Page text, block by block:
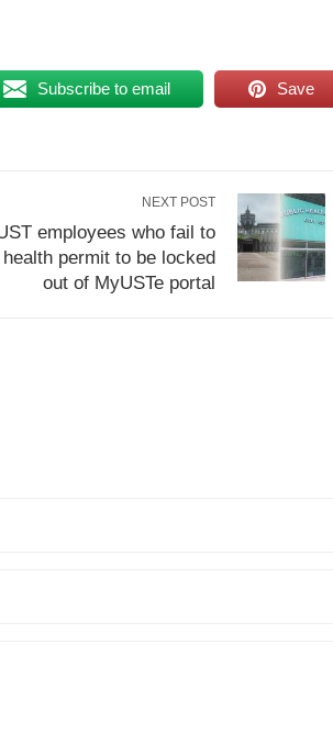
Subscribe to email Save
NEXT POST
employees who fail to
permit to be locked
out of MyUSTe portal